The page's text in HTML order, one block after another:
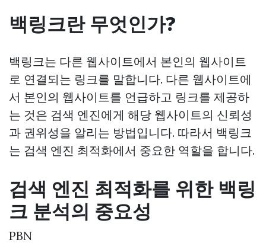
백링크란 무엇인가?
백링크는 다른 웹사이트에서 본인의 웹사이트
로 연결되는 링크를 말합니다. 다른 웹사이트에
서 본인의 웹사이트를 언급하고 링크를 제공하
는 것은 검색 엔진에게 해당 웹사이트의 신뢰성
과 권위성을 알리는 방법입니다. 따라서 백링크
는 검색 엔진 최적화에서 중요한 역할을 합니다.
검색 엔진 최적화를 위한 백링
크 분석의 중요성
PBN